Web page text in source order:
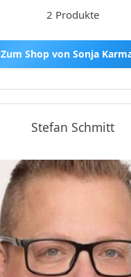
2 Produkte
Zum Shop von Sonja
Stefan Schmitt